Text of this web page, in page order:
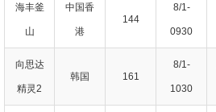
海丰釜
山
中国香
港
144
8/1-
0930
向思达
精灵2
韩国 161
8/1-
1030